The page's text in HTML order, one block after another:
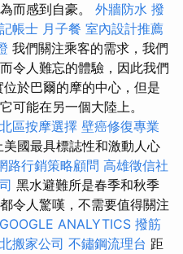
而感到自豪。 外牆防水 撥
帳士 月子餐 室內設計推薦
我們關注乘客的需求，我們
令人難忘的體驗，因此我們
於巴爾的摩的中心，但是
可能在另一個大陸上。
北區按摩選擇 壁癌修復專業
國最具標誌性和激動人心
路行銷策略顧問 高雄徵信社
黑水避難所是春季和秋季
令人驚嘆，不需要值得關注
GOOGLE ANALYTICS 撥筋
搬家公司 不鏽鋼流理台 距